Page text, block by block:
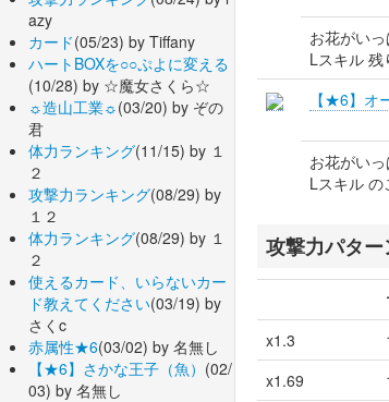
azy
カード(05/23) by Tiffany
ハートBOXを○○ぷよに変える
(10/28) by ☆魔女さくら☆
☼造山工業☼(03/20) by ぞの
君
体力ランキング(11/15) by １
２
攻撃力ランキング(08/29) by
１２
体力ランキング(08/29) by １
２
使えるカード、いらないカー
ド教えてください(03/19) by
さくc
赤属性★6(03/02) by 名無し
【★6】さかな王子（魚） (02/
03) by 名無し
お花がい
Lスキル 残
【★6】オ
お花がい
Lスキル の
攻撃力パター
x1.3
x1.69